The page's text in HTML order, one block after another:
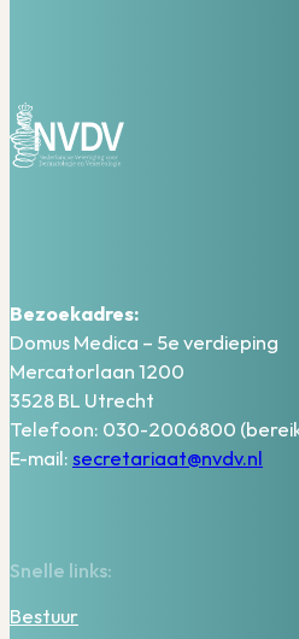
Bezoekadres:
Domus Medica – 5e verdieping
Mercatorlaan 1200
3528 BL Utrecht
Telefoon: 030-2006800
E-mail: secretariaat@nvdv.nl
Snelle links:
Bestuur